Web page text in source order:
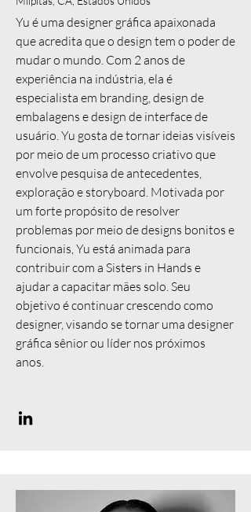
Yu é uma designer gráfica apaixonada
que acredita que o design tem o poder de
mudar o mundo. Com 2 anos de
experiência na indústria, ela é
especialista em branding, design de
embalagens e design de interface de
usuário. Yu gosta de tornar ideias visíveis
por meio de um processo criativo que
envolve pesquisa de antecedentes,
exploração e storyboard. Motivada por
um forte propósito de resolver
problemas por meio de designs bonitos e
funcionais, Yu está animada para
contribuir com a Sisters in Hands e
ajudar a capacitar mães solo. Seu
objetivo é continuar crescendo como
designer, visando se tornar uma designer
gráfica sênior ou líder nos próximos
anos.